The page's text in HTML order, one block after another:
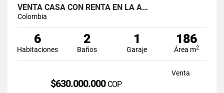
VENTA CASA CON RENTA EN LA A…
Colombia
6
Habitaciones
2
Baños
1
Garaje
186
Área m2
Venta
$630.000.000 COP